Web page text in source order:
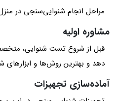
مراحل انجام شنوایی‌سنجی در
مشاوره اولیه
قبل از شروع تست شنوایی،
دهد و بهترین روش‌ها و ابزارهای
آماده‌سازی تجهیزات